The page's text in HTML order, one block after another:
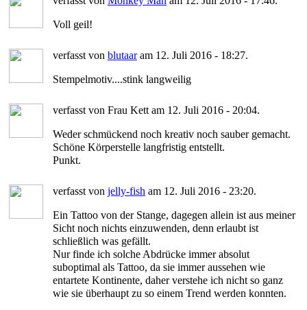
Voll geil!
verfasst von blutaaram 12. Juli 2016 - 18:27.
Stempelmotiv....stink langweilig
verfasst von Frau Kett am 12. Juli 2016 - 20:04.
Weder schmückend noch kreativ noch sauber gemacht.
Schöne Körperstelle langfristig entstellt.
Punkt.
verfasst von jelly-fish am 12. Juli 2016 - 23:20.
Ein Tattoo von der Stange, dagegen allein ist aus meiner
Sicht noch nichts einzuwenden, denn erlaubt ist
schließlich was gefällt.
Nur finde ich solche Abdrücke immer absolut
suboptimal als Tattoo, da sie immer aussehen wie
entartete Kontinente, daher verstehe ich nicht so ganz
wie sie überhaupt zu so einem Trend werden konnten.